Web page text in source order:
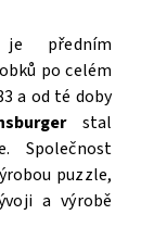
předním
po celém
a od té doby
stal
Společnost
puzzle,
a výrobě